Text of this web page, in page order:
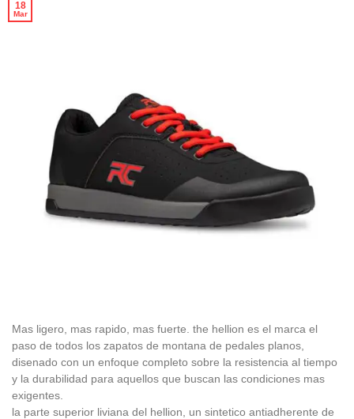
18
Mar
Mas ligero, mas rapido, mas fuerte. the hellion es el marca el
paso de todos los zapatos de montana de pedales planos,
disenado con un enfoque completo sobre la resistencia al tiempo
y la durabilidad para aquellos que buscan las condiciones mas
exigentes.
la parte superior liviana del hellion, un sintetico antiadherente de